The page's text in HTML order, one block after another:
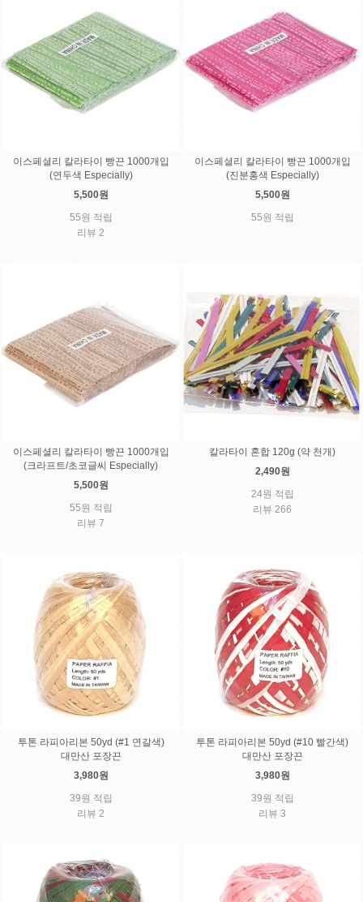
이스페셜리 칼라타이 빵끈 1000개입
(연두색 Especially)
5,500원
55원 적립
리뷰 2
이스페셜리 칼라타이 빵끈 1000개입
(진분홍색 Especially)
5,500원
55원 적립
이스페셜리 칼라타이 빵끈 1000개입
(크라프트/초코글씨 Especially)
5,500원
55원 적립
리뷰 7
칼라타이 혼합 120g (약 천개)
2,490원
24원 적립
리뷰 266
투톤 라피아리본 50yd (#1 연갈색)
대만산 포장끈
3,980원
39원 적립
리뷰 2
투톤 라피아리본 50yd (#10 빨간색)
대만산 포장끈
3,980원
39원 적립
리뷰 3